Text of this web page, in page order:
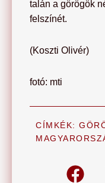
talán a görögök
felszínét.
(Koszti Olivér)
fotó: mti
CÍMKÉK: